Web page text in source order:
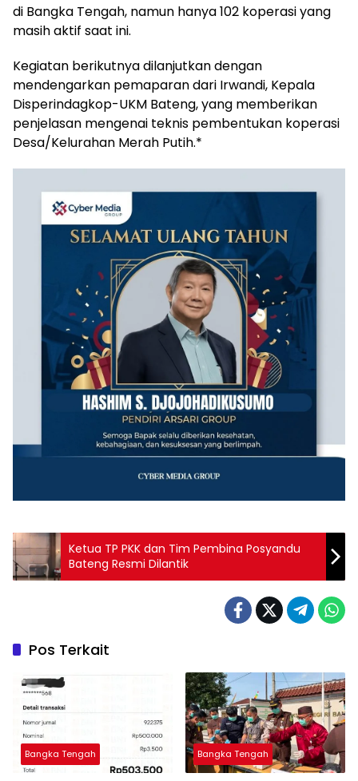
di Bangka Tengah, namun hanya 102 koperasi yang
masih aktif saat ini.
Kegiatan berikutnya dilanjutkan dengan
mendengarkan pemaparan dari Irwandi, Kepala
Disperindagkop-UKM Bateng, yang memberikan
penjelasan mengenai teknis pembentukan koperasi
Desa/Kelurahan Merah Putih.*
Ketua TP PKK dan Tim Pembina Posyandu
Bateng Resmi Dilantik
Pos Terkait
Bangka Tengah Bangka Tengah